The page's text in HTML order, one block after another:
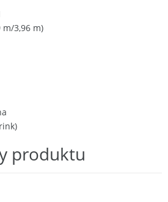
m/3,96 m)
produktu